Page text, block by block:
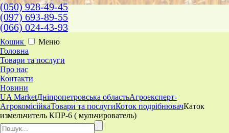
(050) 928-49-45
(097) 693-89-55
(066) 024-43-93
Кошик
Меню
Головна
Товари та послуги
Про нас
Контакти
Новини
UA MarketДніпропетровська областьАгроексперт-
АгрокомісійкаТовари та послугиКоток подрібнювачКаток
измельчитель КПР-6 ( мульчирователь)